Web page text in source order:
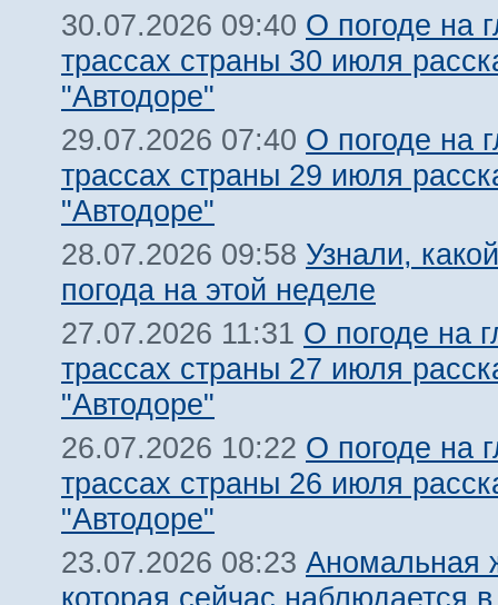
30.07.2026 09:40 О погоде на
трассах страны 30 июля
"Автодоре"
29.07.2026 07:40 О погоде на
трассах страны 29 июля
"Автодоре"
28.07.2026 09:58 Узнали,
погода на этой неделе
27.07.2026 11:31 О погоде на
трассах страны 27 июля
"Автодоре"
26.07.2026 10:22 О погоде на
трассах страны 26 июля
"Автодоре"
23.07.2026 08:23 Аномальная
которая сейчас наблюдается